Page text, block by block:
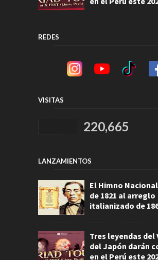
REDES
VISITAS
220,665
LANZAMIENTOS
El Himno
de 1821 al arreglo
italianizado de
Tres leyendas del
del Japón darán
en el Perú este